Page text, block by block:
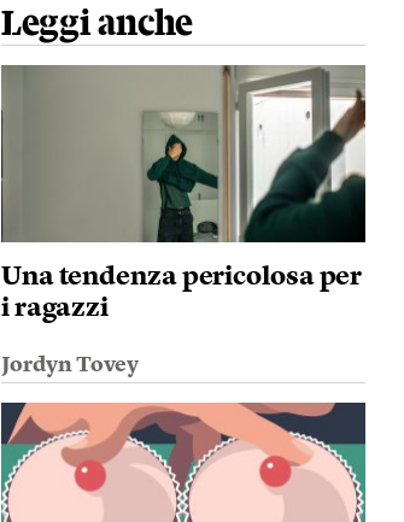
Leggi anche
Una tendenza pericolosa per
i ragazzi
Jordyn Tovey